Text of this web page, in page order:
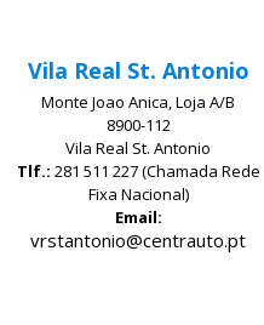
Vila Real St. Antonio
Monte Joao Anica, Loja A/B
8900-112
Vila Real St. Antonio
Tlf.: 281 511 227 (Chamada Rede
Fixa Nacional)
Email:
vrstantonio@centrauto.pt